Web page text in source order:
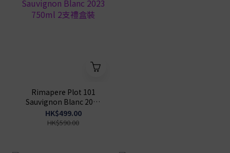
Rimapere Plot 101
Sauvignon Blanc 2023
750ml 2支禮盒裝
HK$499.00
HK$590.00